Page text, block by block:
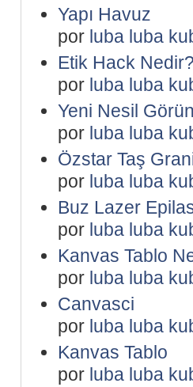
Yapı Havuz
por luba luba
Etik Hack Nedir?
por luba luba
Yeni Nesil
por luba luba
Özstar Taş
por luba luba
Buz Lazer
por luba luba
Kanvas Tablo
por luba luba
Canvasci
por luba luba
Kanvas Tablo
por luba luba